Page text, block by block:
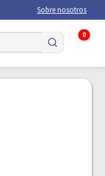
Sobre nosotros
0